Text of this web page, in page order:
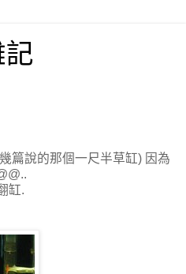
篇說的那個一尺半草缸) 因為
缸.